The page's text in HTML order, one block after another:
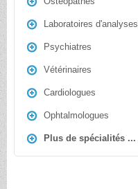
Laboratoires d'analyses
Psychiatres
Vétérinaires
Cardiologues
Ophtalmologues
Plus de spécialités ...